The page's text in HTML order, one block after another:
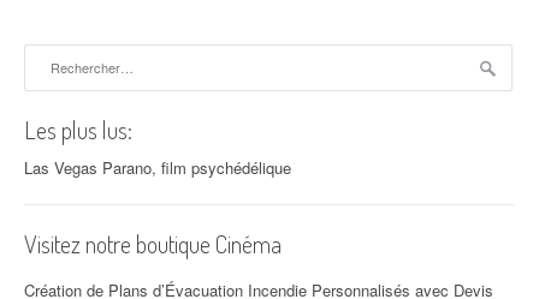
Les plus lus:
Las Vegas Parano, film psychédélique
Visitez notre boutique Cinéma
Création de Plans d’Évacuation Incendie Personnalisés avec Devis